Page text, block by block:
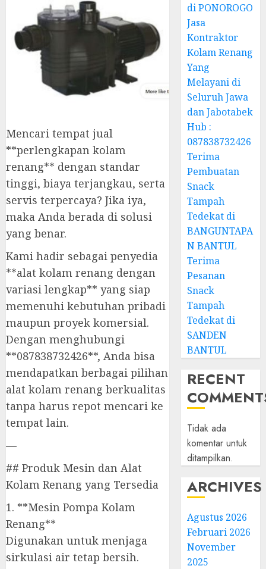
Mencari tempat jual
**perlengkapan kolam
renang** dengan standar
tinggi, biaya terjangkau, serta
servis terpercaya? Jika iya,
maka Anda berada di solusi
yang benar.
Kami hadir sebagai penyedia
**alat kolam renang dengan
variasi lengkap** yang siap
memenuhi kebutuhan pribadi
maupun proyek komersial.
Dengan menghubungi
**087838732426**, Anda bisa
mendapatkan berbagai pilihan
alat kolam renang berkualitas
tanpa harus repot mencari ke
tempat lain.
—
## Produk Mesin dan Alat
Kolam Renang yang Tersedia
1. **Mesin Pompa Kolam
Renang**
Digunakan untuk menjaga
sirkulasi air tetap bersih.
di PONOROGO
Jasa
Kontraktor
Kolam Renang
Yang
Melayani di
Seluruh Jawa
dan Jabotabek
Hub :
087838732426
Terima
Pembuatan
Snack
Tampah
Tedekat di
BANGUNTAPA
N BANTUL
Terima
Pesanan
Snack
Tampah
Tedekat di
SANDEN
BANTUL
RECENT
Tidak ada
komentar untuk
ditampilkan.
ARCHIVES
Agustus 2026
Februari 2026
November
2025